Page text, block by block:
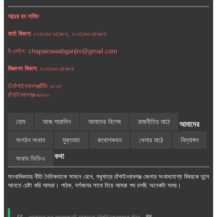
আব্দুর রব নাহিদ
বার্তা বিভাগ: ০১৩১৬০২৫৯৮২, ০১৩১৬০২৫৯৮৩
ই-মেইল: chapainawabganjtv@gmail.com
বিজ্ঞাপন বিভাগ: ০১৩১৬০২৫৯৮৪
©চাঁপাইনবাবগঞ্জটিভি ২০১৮
চাঁপাইনবাবগঞ্জ-৬৩০০
হোম আজ সারাদিন আমাদের বিশেষ রাজনীতির মাঠে
সংগঠন সংবাদ মুক্তমত কথোপকথন খেলার মাঠে বিদ্যাঙ্গন
সংবাদ ভিডিও
আমাদের
কথা
সাংবাদিকতার নীতি নৈতিকতাকে সামনে রেখে, শুধুমাত্র চাঁপাইনবাবগঞ্জ জেলার সংবাদযোগ্য বিষয়কে তুলে
আনতে চেষ্টা করি আমরা। পাঠক, দর্শকদের সাথে নিয়ে আমরা পথ চলছি অনেকটা সময়।